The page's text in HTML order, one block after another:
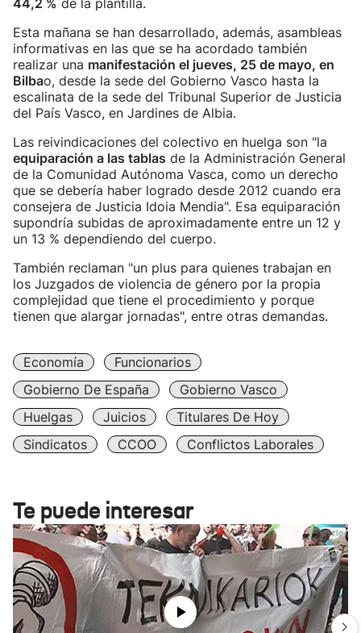
44,2 % de la plantilla.
Esta mañana se han desarrollado, además, asambleas
informativas en las que se ha acordado también
realizar una manifestación el jueves, 25 de mayo, en
Bilbao, desde la sede del Gobierno Vasco hasta la
escalinata de la sede del Tribunal Superior de Justicia
del País Vasco, en Jardines de Albia.
Las reivindicaciones del colectivo en huelga son "la
equiparación a las tablas de la Administración General
de la Comunidad Autónoma Vasca, como un derecho
que se debería haber logrado desde 2012 cuando era
consejera de Justicia Idoia Mendia". Esa equiparación
supondría subidas de aproximadamente entre un 12 y
un 13 % dependiendo del cuerpo.
También reclaman "un plus para quienes trabajan en
los Juzgados de violencia de género por la propia
complejidad que tiene el procedimiento y porque
tienen que alargar jornadas", entre otras demandas.
Economía
Funcionarios
Gobierno De España
Gobierno Vasco
Huelgas
Juicios
Titulares De Hoy
Sindicatos
CCOO Conflictos Laborales
Te puede interesar